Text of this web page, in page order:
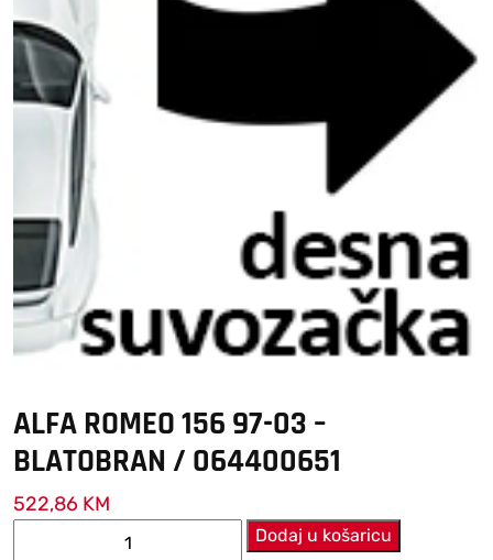
ALFA ROMEO 156 97-03 –
BLATOBRAN / 064400651
522,86 KM
Dodaj u košaricu